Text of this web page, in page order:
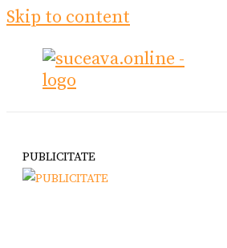
Skip to content
PUBLICITATE